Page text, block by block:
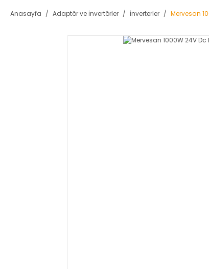
Anasayfa Adaptör ve İnvertörler İnverterler Mervesan